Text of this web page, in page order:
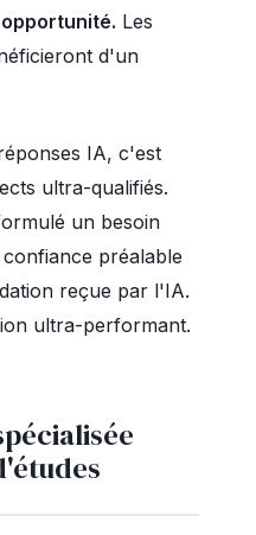
Les
d'un
IA, c'est
ultra-qualifiés.
un besoin
préalable
reçue par l'IA.
ultra-performant.